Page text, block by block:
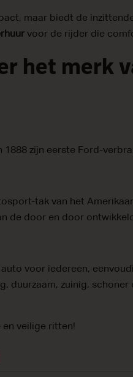
maar biedt de
voor de rijder die
het merk
1888 zijn eerste Ford-
tak van het
de door en door
voor iedereen,
duurzaam, zuinig,
en veilige ritten!